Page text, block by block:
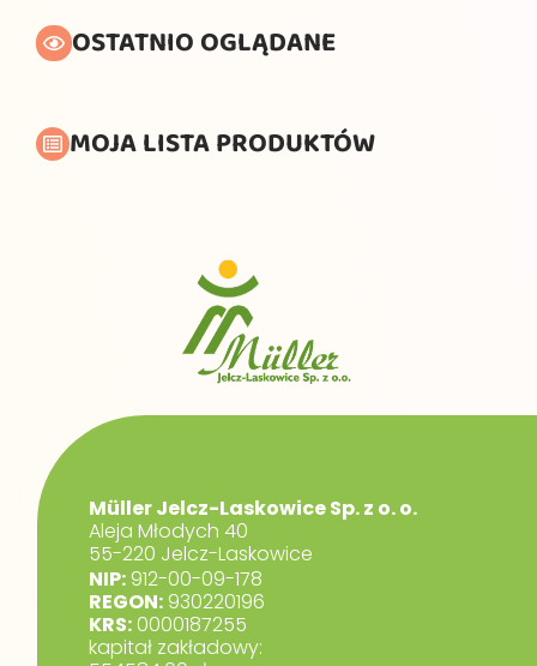
OSTATNIO OGLĄDANE
MOJA LISTA PRODUKTÓW
Müller Jelcz-Laskowice Sp. z o. o.
Aleja Młodych 40
55-220 Jelcz-Laskowice
NIP: 912-00-09-178
REGON: 930220196
KRS:0000187255
kapitał zakładowy: